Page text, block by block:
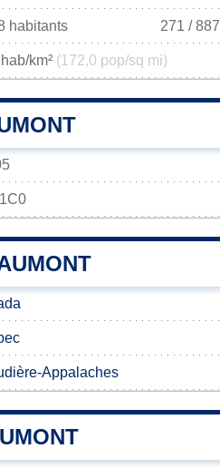
habitants 271 / 887
km² (172,0 pop/sq mi)
Appalaches